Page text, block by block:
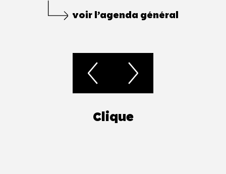
voir l’agenda général
Clique